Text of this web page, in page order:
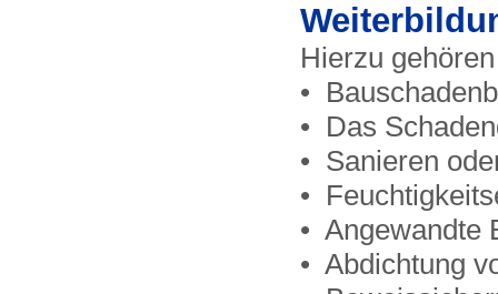
Hierzu
•
• Das
• Sanieren
•
• Angewandte
• Abdichtung